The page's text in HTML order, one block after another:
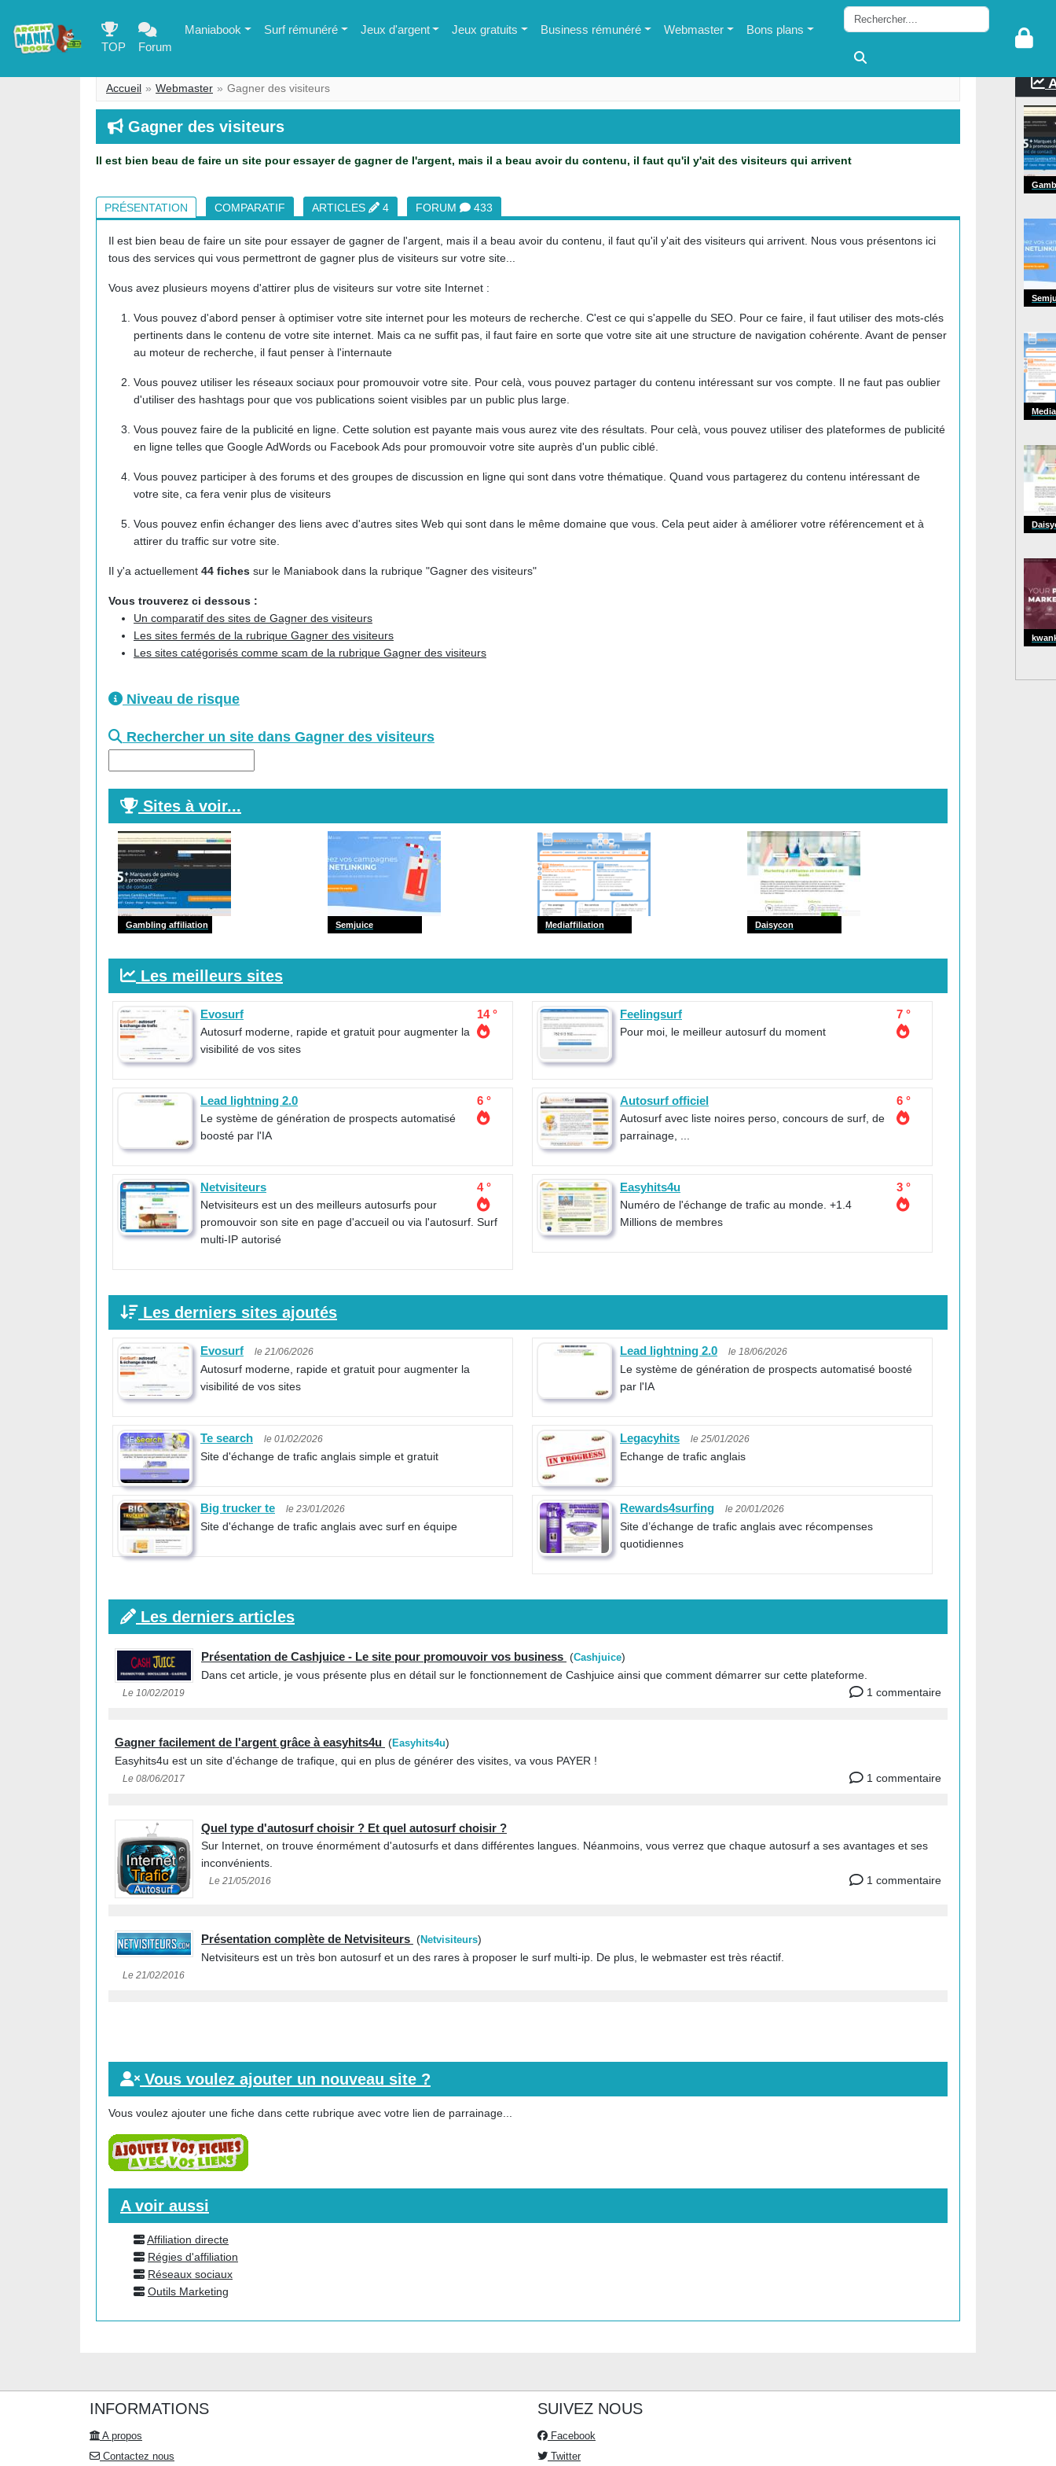
TOP Forum
Maniabook Surf rémunéré Jeux d'argent Jeux gratuits Business rémunéré Webmaster Bons plans
Accueil Webmaster Gagner des visiteurs
Gagner des visiteurs
Il est bien beau de faire un site pour essayer de gagner de l'argent, mais il a beau avoir du contenu, il faut qu'il y'ait des visiteurs qui arrivent
PRÉSENTATION COMPARATIF ARTICLES 4 FORUM 433
Il est bien beau de faire un site pour essayer de gagner de l'argent, mais il a beau avoir du contenu, il faut qu'il y'ait des visiteurs qui arrivent. Nous vous présentons ici
tous des services qui vous permettront de gagner plus de visiteurs sur votre site...
Vous avez plusieurs moyens d'attirer plus de visiteurs sur votre site Internet :
Vous pouvez d'abord penser à optimiser votre site internet pour les moteurs de recherche. C'est ce qui s'appelle du SEO. Pour ce faire, il faut utiliser des mots-clés
pertinents dans le contenu de votre site internet. Mais ca ne suffit pas, il faut faire en sorte que votre site ait une structure de navigation cohérente. Avant de penser
au moteur de recherche, il faut penser à l'internaute
Vous pouvez utiliser les réseaux sociaux pour promouvoir votre site. Pour celà, vous pouvez partager du contenu intéressant sur vos compte. Il ne faut pas oublier
d'utiliser des hashtags pour que vos publications soient visibles par un public plus large.
Vous pouvez faire de la publicité en ligne. Cette solution est payante mais vous aurez vite des résultats. Pour celà, vous pouvez utiliser des plateformes de publicité
en ligne telles que Google AdWords ou Facebook Ads pour promouvoir votre site auprès d'un public ciblé.
Vous pouvez participer à des forums et des groupes de discussion en ligne qui sont dans votre thématique. Quand vous partagerez du contenu intéressant de
votre site, ca fera venir plus de visiteurs
Vous pouvez enfin échanger des liens avec d'autres sites Web qui sont dans le même domaine que vous. Cela peut aider à améliorer votre référencement et à
attirer du traffic sur votre site.
Il y'a actuellement 44 fiches sur le Maniabook dans la rubrique "Gagner des visiteurs"
Vous trouverez ci dessous :
Un comparatif des sites de Gagner des visiteurs
Les sites fermés de la rubrique Gagner des visiteurs
Les sites catégorisés comme scam de la rubrique Gagner des visiteurs
Niveau de risque
Rechercher un site dans Gagner des visiteurs
Sites à voir...
Gambling affiliation Semjuice Mediaffiliation Daisycon
Les meilleurs sites
Evosurf 14 °
Autosurf moderne, rapide et gratuit pour augmenter la
visibilité de vos sites
Feelingsurf 7 °
Pour moi, le meilleur autosurf du moment
Lead lightning 2.0 6 °
Le système de génération de prospects automatisé
boosté par l'IA
Autosurf officiel 6 °
Autosurf avec liste noires perso, concours de surf, de
parrainage, ...
Netvisiteurs 4 °
Netvisiteurs est un des meilleurs autosurfs pour
promouvoir son site en page d'accueil ou via l'autosurf. Surf
multi-IP autorisé
Easyhits4u 3 °
Numéro de l'échange de trafic au monde. +1.4
Millions de membres
Les derniers sites ajoutés
Evosurf le 21/06/2026
Autosurf moderne, rapide et gratuit pour augmenter la
visibilité de vos sites
Lead lightning 2.0 le 18/06/2026
Le système de génération de prospects automatisé boosté
par l'IA
Te search le 01/02/2026
Site d'échange de trafic anglais simple et gratuit
Legacyhits le 25/01/2026
Echange de trafic anglais
Big trucker te le 23/01/2026
Site d'échange de trafic anglais avec surf en équipe
Rewards4surfing le 20/01/2026
Site d’échange de trafic anglais avec récompenses
quotidiennes
Les derniers articles
Présentation de Cashjuice - Le site pour promouvoir vos business (Cashjuice)
Dans cet article, je vous présente plus en détail sur le fonctionnement de Cashjuice ainsi que comment démarrer sur cette plateforme.
Le 10/02/2019 1 commentaire
Gagner facilement de l'argent grâce à easyhits4u (Easyhits4u)
Easyhits4u est un site d'échange de trafique, qui en plus de générer des visites, va vous PAYER !
Le 08/06/2017 1 commentaire
Quel type d'autosurf choisir ? Et quel autosurf choisir ?
Sur Internet, on trouve énormément d'autosurfs et dans différentes langues. Néanmoins, vous verrez que chaque autosurf a ses avantages et ses
inconvénients.
Le 21/05/2016 1 commentaire
Présentation complète de Netvisiteurs (Netvisiteurs)
Netvisiteurs est un très bon autosurf et un des rares à proposer le surf multi-ip. De plus, le webmaster est très réactif.
Le 21/02/2016
Vous voulez ajouter un nouveau site ?
Vous voulez ajouter une fiche dans cette rubrique avec votre lien de parrainage...
A voir aussi
Affiliation directe
Régies d'affiliation
Réseaux sociaux
Outils Marketing
INFORMATIONS
A propos
Contactez nous
SUIVEZ NOUS
Facebook
Twitter